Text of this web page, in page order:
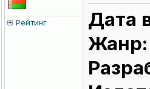
Рейтинг Дата
Жанр: